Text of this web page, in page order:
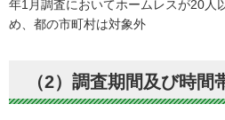
年1月調査においてホームレスが20人
め、都の市町村は対象外
（2）調査期間及び時間